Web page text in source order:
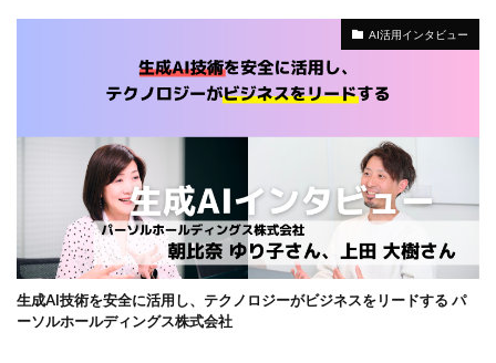
AI活用インタビュー
生成AI技術を安全に活用し、テクノロジーがビジネスをリードする パ
ーソルホールディングス株式会社